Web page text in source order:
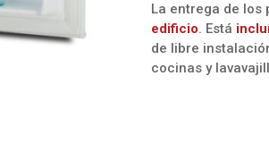
La entrega de los
edificio. Está
de libre
cocinas y